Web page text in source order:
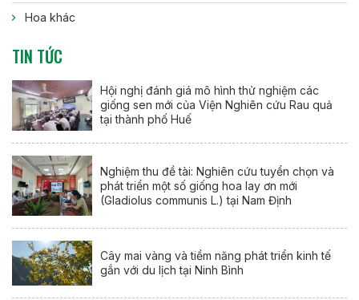
Hoa khác
TIN TỨC
Hội nghị đánh giá mô hình thử nghiệm các
giống sen mới của Viện Nghiên cứu Rau quả
tại thành phố Huế
Nghiệm thu đề tài: Nghiên cứu tuyển chọn và
phát triển một số giống hoa lay ơn mới
(Gladiolus communis L.) tại Nam Định
Cây mai vàng và tiềm năng phát triển kinh tế
gắn với du lịch tại Ninh Bình